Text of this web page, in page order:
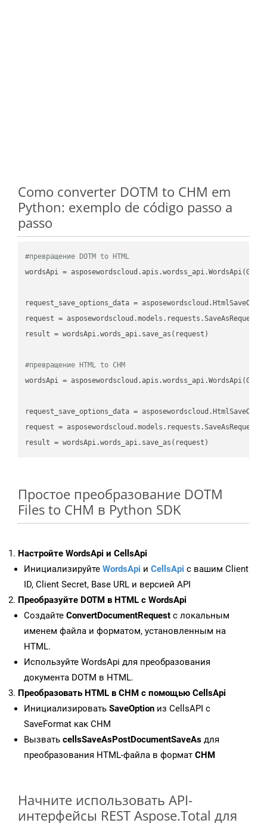
Como converter DOTM to CHM em
Python: exemplo de código passo a
passo
#превращение DOTM to HTML
wordsApi =
request_save_options_data =
request
result = wordsApi.words_api.save_as(request)
#превращение HTML to CHM
wordsApi =
request_save_options_data =
request
result
Простое преобразование DOTM
Files to CHM в Python SDK
Настройте WordsApi и CellsApi
Инициализируйте WordsApi и CellsApi с вашим Client
ID, Client Secret, Base URL и версией API
Преобразуйте DOTM в HTML с WordsApi
Создайте ConvertDocumentRequest с локальным
именем файла и форматом, установленным на
HTML.
Используйте WordsApi для преобразования
документа DOTM в HTML.
Преобразовать HTML в CHM с помощью CellsApi
Инициализировать SaveOption из CellsAPI с
SaveFormat как CHM
Вызвать cellsSaveAsPostDocumentSaveAs для
преобразования HTML-файла в формат CHM
Начните использовать API-
интерфейсы REST Aspose.Total для